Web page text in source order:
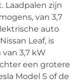
Laadpalen zijn
van 3,7
auto
Leaf, is
3,7 kW
een grotere
Model S of de